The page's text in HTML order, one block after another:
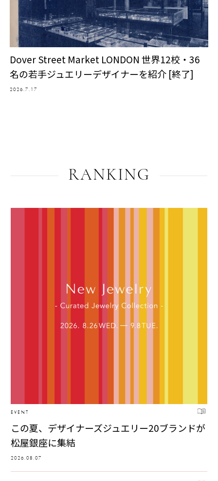
Dover Street Market LONDON 世界12校・36
名の若手ジュエリーデザイナーを紹介 [終了]
2026.7.17
RANKING
EVENT
この夏、デザイナーズジュエリー20ブランドが
松屋銀座に集結
2026.08.07